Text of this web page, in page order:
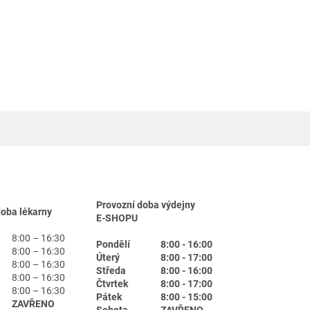
lékarny
8:00 – 16:30
8:00 – 16:30
8:00 – 16:30
8:00 – 16:30
8:00 – 16:30
ZAVŘENO
Provozní doba výdejny
E-SHOPU
Pondělí
8:00 - 16:00
Úterý
8:00 - 17:00
Středa
8:00 - 16:00
Čtvrtek
8:00 - 17:00
Pátek
8:00 - 15:00